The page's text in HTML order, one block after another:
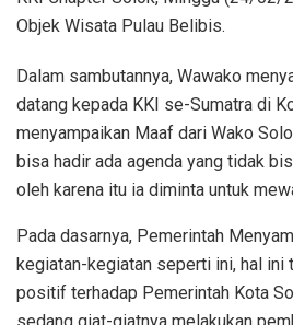
Objek Wisata Pulau Belibis.
Dalam sambutannya, Wawako
datang kepada KKI se-Sumatra di
menyampaikan Maaf dari Wako
bisa hadir ada agenda yang tidak
oleh karena itu ia diminta untuk
Pada dasarnya, Pemerintah
kegiatan-kegiatan seperti ini, hal ini
positif terhadap Pemerintah Kota